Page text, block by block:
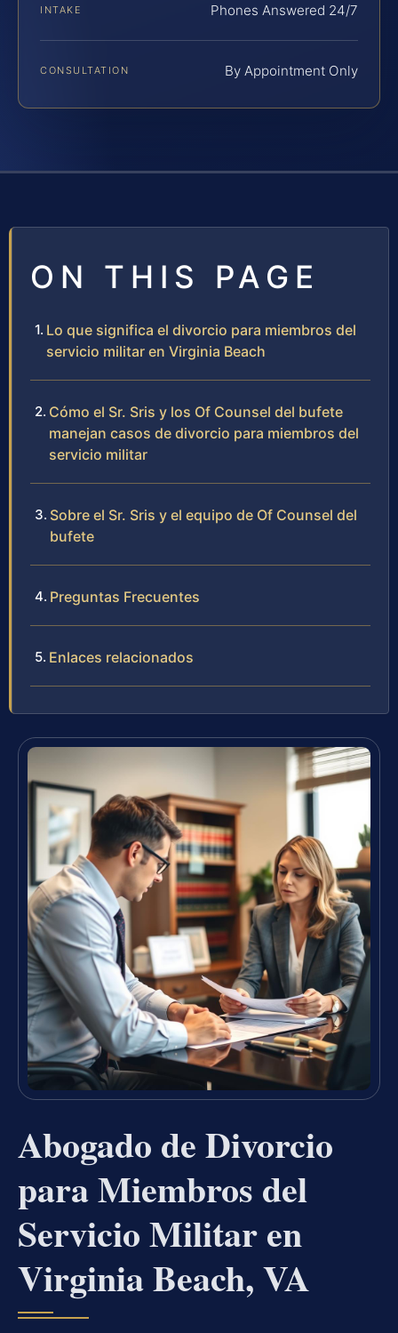
INTAKE Phones Answered 24/7
CONSULTATION By Appointment Only
ON THIS PAGE
Lo que significa el divorcio para miembros del
servicio militar en Virginia Beach
Cómo el Sr. Sris y los Of Counsel del bufete
manejan casos de divorcio para miembros del
servicio militar
Sobre el Sr. Sris y el equipo de Of Counsel del
bufete
Preguntas Frecuentes
Enlaces relacionados
Abogado de Divorcio
para Miembros del
Servicio Militar en
Virginia Beach, VA